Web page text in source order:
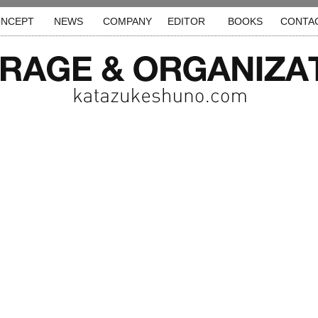
NEWS COMPANY EDITOR BOOKS